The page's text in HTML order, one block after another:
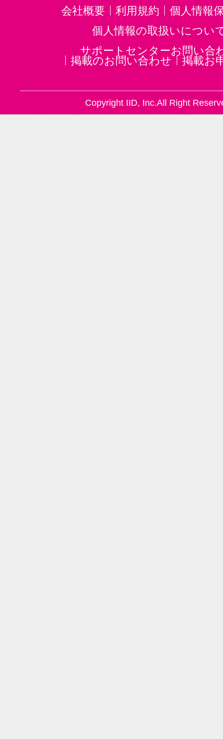
会社概要 利用規約
個人情報
個人情報の取扱いについ
サポートセンターお問い合
掲載のお問い合わせ
掲載お
Copyright IID, Inc.All Right